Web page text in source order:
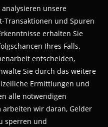
unsere
Transaktionen und Spuren
erhalten Sie
Ihres Falls.
entscheiden,
Sie durch das weitere
Ermittlungen und
alle notwendigen
wir daran, Gelder
sperren und